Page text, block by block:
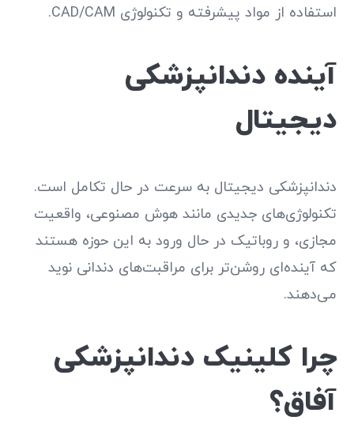
استفاده از مواد پیشرفته و تکنولوژی CAD/CAM.
آینده دندانپزشکی
دیجیتال
دندانپزشکی دیجیتال به سرعت در حال تکامل است.
تکنولوژی‌های جدیدی مانند هوش مصنوعی، واقعیت
مجازی، و روباتیک در حال ورود به این حوزه هستند
که آینده‌ای روشن‌تر برای مراقبت‌های دندانی نوید
می‌دهند.
چرا کلینیک دندانپزشکی
آفاق؟